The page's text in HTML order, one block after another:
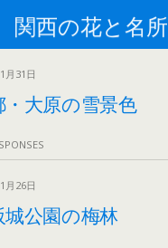
関西の花と名所
月31日
・大原の雪景色
月26日
城公園の梅林